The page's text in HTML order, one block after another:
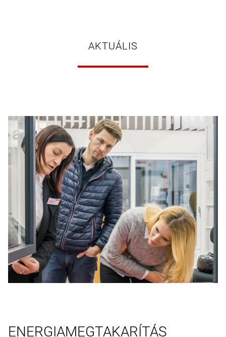
AKTUÁLIS
ENERGIAMEGTAKARÍTÁS